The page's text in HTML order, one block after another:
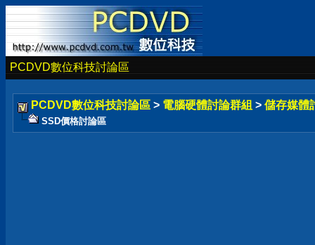
PCDVD數位科技討論區
PCDVD數位科技討論區 > 電腦硬體討論群組 > 儲存媒體
SSD價格討論區